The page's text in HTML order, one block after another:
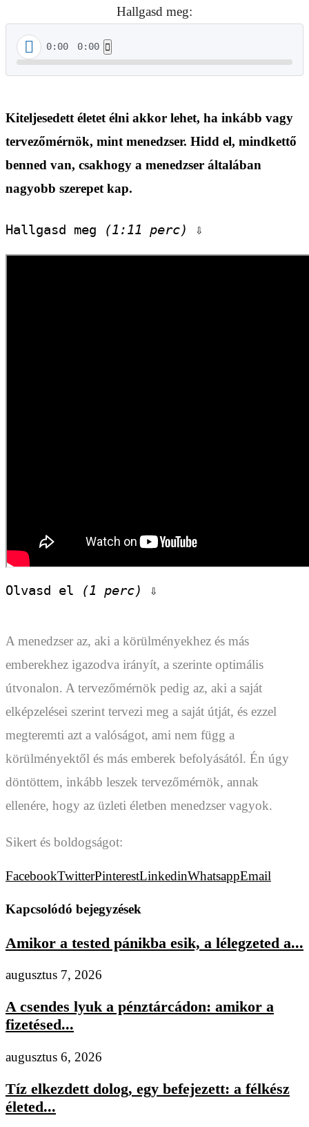
Hallgasd meg:
0:00 0:00
Kiteljesedett életet élni akkor lehet, ha inkább vagy
tervezőmérnök, mint menedzser. Hidd el, mindkettő
benned van, csakhogy a menedzser általában
nagyobb szerepet kap.
Hallgasd meg (1:11 perc) ⇩
Olvasd el (1 perc) ⇩
A menedzser az, aki a körülményekhez és más
emberekhez igazodva irányít, a szerinte optimális
útvonalon. A tervezőmérnök pedig az, aki a saját
elképzelései szerint tervezi meg a saját útját, és ezzel
megteremti azt a valóságot, ami nem függ a
körülményektől és más emberek befolyásától. Én úgy
döntöttem, inkább leszek tervezőmérnök, annak
ellenére, hogy az üzleti életben menedzser vagyok.
Sikert és boldogságot:
FacebookTwitterPinterestLinkedinWhatsappEmail
Kapcsolódó bejegyzések
Amikor a tested pánikba esik, a lélegzeted a...
augusztus 7, 2026
A csendes lyuk a pénztárcádon: amikor a
fizetésed...
augusztus 6, 2026
Tíz elkezdett dolog, egy befejezett: a félkész
életed...